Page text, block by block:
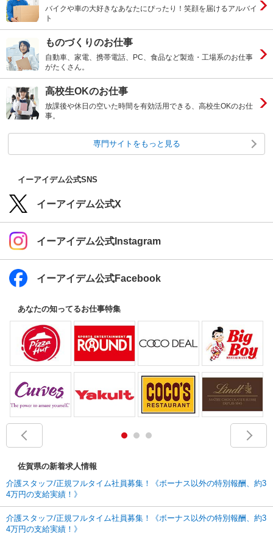
バイクや車の大好きなあなたにぴったり！笑顔を届けるアルバイ
ト
ものづくりのお仕事
自動車、家電、携帯電話、PC、食品など製造・工場系のお仕事
がたくさん。
高校生OKのお仕事
放課後や休日の空いた時間を有効活用できる、高校生OKのお仕
事。
専門サイトをもっと見る
イーアイデム公式SNS
イーアイデム公式X
イーアイデム公式Instagram
イーアイデム公式Facebook
あなたの知ってるお仕事特集
佐賀県の新着求人情報
介護スタッフ/正規フルタイム社員募集！《ボーナス以外の特別報酬、約3
4万円の支給実績！》
介護スタッフ/正規フルタイム社員募集！《ボーナス以外の特別報酬、約3
4万円の支給実績！》